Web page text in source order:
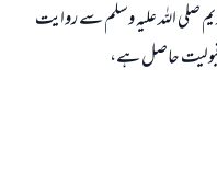
صلى اللہ عليہ وسلم سے روايت
حاصل ہے،